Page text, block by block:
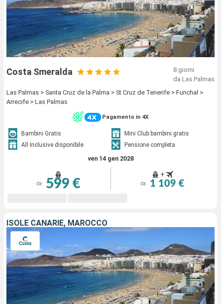
Costa Smeralda
8 giorni
da Las Palmas
Las Palmas > Santa Cruz de la Palma > St Cruz de Tenerife > Funchal >
Arrecife > Las Palmas
Pagamento in 4X
Bambini Gratis
Mini Club bambini gratis
All Inclusive disponibile
Pensione completa
ven 14 gen 2028
da 599 €
+
da 1 109 €
ISOLE CANARIE, MAROCCO